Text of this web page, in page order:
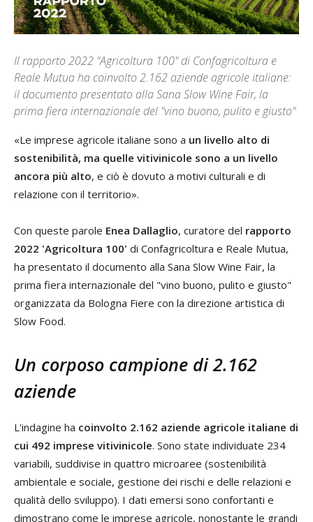
Il rapporto 2022 "Agricoltura 100" di Confagricoltura e
Reale Mutua ha coinvolto 2.162 aziende agricole italiane:
il documento presentato alla Sana Slow Wine Fair, la
prima fiera internazionale del "vino buono, pulito e giusto"
«Le imprese agricole italiane sono a un livello alto di
sostenibilità, ma quelle vitivinicole sono a un livello
ancora più alto, e ciò è dovuto a motivi culturali e di
relazione con il territorio».
Con queste parole Enea Dallaglio, curatore del rapporto
2022 'Agricoltura 100' di Confagricoltura e Reale Mutua,
ha presentato il documento alla Sana Slow Wine Fair, la
prima fiera internazionale del "vino buono, pulito e giusto"
organizzata da Bologna Fiere con la direzione artistica di
Slow Food.
Un corposo campione di 2.162
aziende
L'indagine ha coinvolto 2.162 aziende agricole italiane di
cui 492 imprese vitivinicole. Sono state individuate 234
variabili, suddivise in quattro microaree (sostenibilità
ambientale e sociale, gestione dei rischi e delle relazioni e
qualità dello sviluppo). I dati emersi sono confortanti e
dimostrano come le imprese agricole, nonostante le grandi